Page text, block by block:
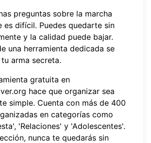
preguntas sobre la marcha
es difícil. Puedes quedarte sin
y la calidad puede bajar.
una herramienta dedicada se
arma secreta.
gratuita en
hace que organizar sea
simple. Cuenta con más de 400
en categorías como
'Relaciones' y 'Adolescentes'.
nunca te quedarás sin